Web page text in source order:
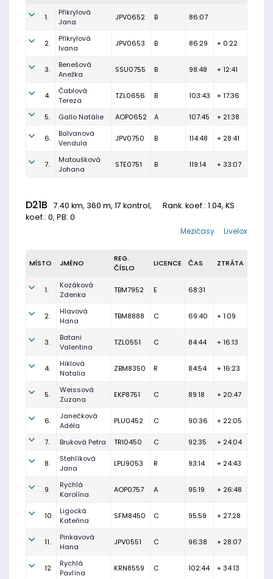
1.
Přikrylová
Jana
JPV0652 B 86:07
2.
Přikrylová
Ivana
JPV0653 B 86:29 + 0:22
3.
Benešová
Anežka
SSU0755 B 98:48 + 12:41
4.
Čablová
Tereza
TZL0656 B 103:43 + 17:36
5. Gallo Natálie AOP0652 A 107:45 + 21:38
6.
Balvanová
Vendula
JPV0750 B 114:48 + 28:41
7.
Matoušková
Johana
STE0751 B 119:14 + 33:07
D21B 7.40 km, 360 m, 17 kontrol, Rank. koef.: 1.04, KS
koef.: 0, PB: 0
Livelox
Mezičasy
MÍSTO JMÉNO
REG.
ČÍSLO
LICENCE ČAS ZTRÁTA
1.
Kozáková
Zdenka
TBM7952 E 68:31
2.
Hlavová
Hana
TBM8888 C 69:40 + 1:09
3.
Batani
Valentina
TZL0551 C 84:44 + 16:13
4.
Hiklová
Natalia
ZBM8350 R 84:54 + 16:23
5.
Weissová
Zuzana
EKP8751 C 89:18 + 20:47
6.
Janečková
Adéla
PLU0452 C 90:36 + 22:05
7. Bruková Petra TRI0450 C 92:35 + 24:04
8.
Stehlíková
Jana
LPU9053 R 93:14 + 24:43
9.
Rychlá
Karolína
AOP0757 A 95:19 + 26:48
10.
Ligocká
Kateřina
SFM8450 C 95:59 + 27:28
11.
Pinkavová
Hana
JPV0551 C 96:38 + 28:07
12.
Rychlá
Pavlína
KRN8559 C 102:44 + 34:13